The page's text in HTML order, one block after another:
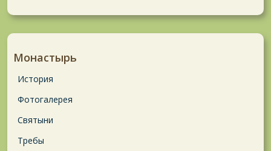
Монастырь
История
Фотогалерея
Святыни
Требы